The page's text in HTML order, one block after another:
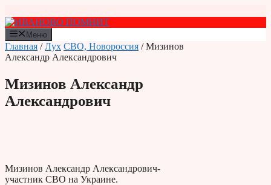
к
содержимому
Меню
Главная /Лух СВО, Новороссия / Мизинов
Александр Александрович
Мизинов Александр
Александрович
Мизинов Александр Александрович-
участник СВО на Украине.